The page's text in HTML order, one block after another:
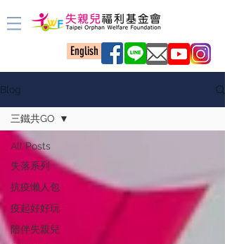
English
Blog
All Posts
失落系列
抗疫懶人包
疫起好好玩
陪伴失親兒
三鐵共GO